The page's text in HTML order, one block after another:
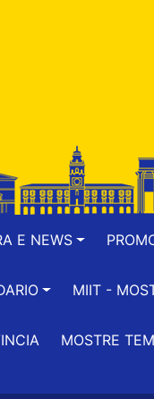
E NEWS
MIIT -
MOSTRE